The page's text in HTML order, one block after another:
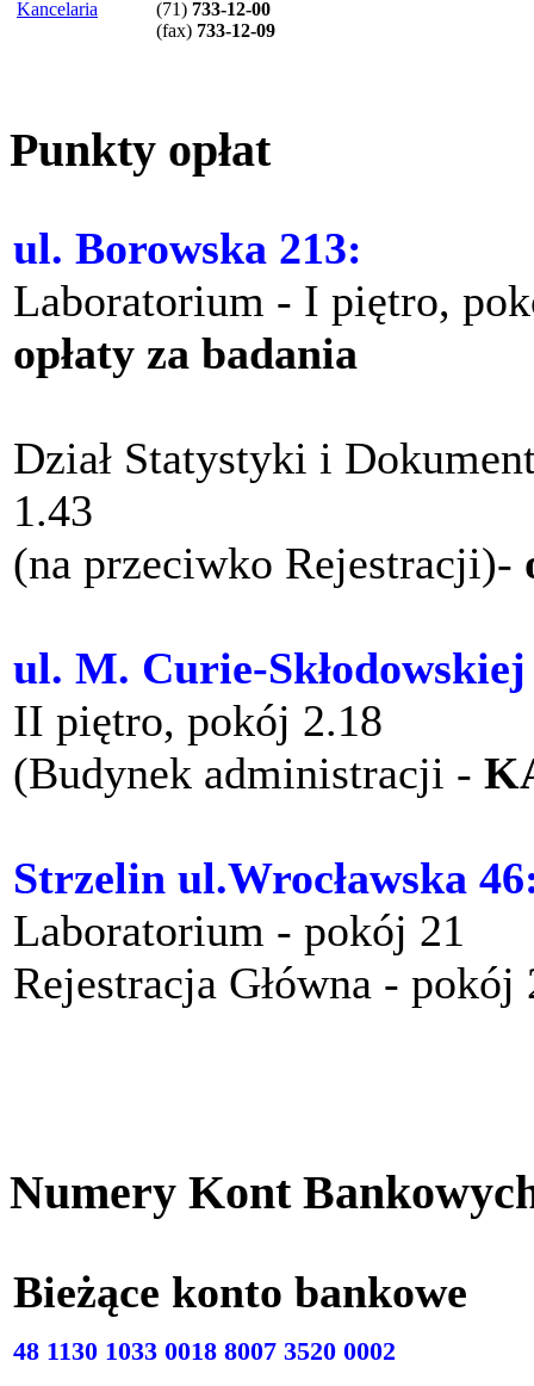
Kancelaria (71) 733-12-00
(fax) 733-12-09
Punkty opłat
ul. Borowska 213:
Laboratorium - I piętro,
opłaty za badania
Dział Statystyki i
1.43
(na przeciwko Rejestracji)-
ul. M. Curie-Skłodowskiej
II piętro, pokój 2.18
(Budynek administracji -
Strzelin ul.Wrocławska
Laboratorium - pokój 21
Rejestracja Główna -
Numery Kont
Bieżące konto
48 1130 1033 0018 8007 3520 0002